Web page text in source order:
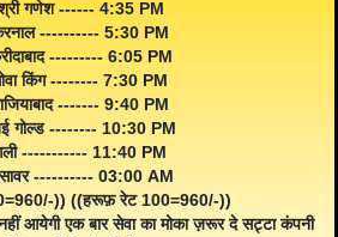
गणेश ------ 4:35 PM
---------- 5:30 PM
--------- 6:05 PM
किंग -------- 7:30 PM
------- 9:40 PM
गोल्ड -------- 10:30 PM
----------- 11:40 PM
---------- 03:00 AM
)) ((हरूफ़ रेट 100=960/-))
आयेगी एक बार सेवा का मोका ज़रूर दे सट्टा कंपनी